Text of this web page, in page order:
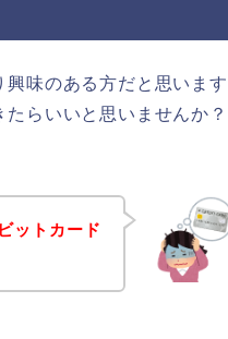
味のある方だと思います
らいいと思いませんか？
ットカード